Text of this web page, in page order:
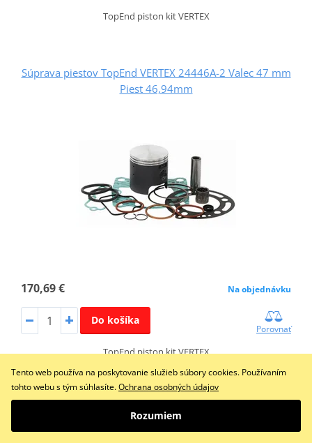
TopEnd piston kit VERTEX
Súprava piestov TopEnd VERTEX 24446A-2 Valec 47 mm
Piest 46,94mm
170,69 € Na objednávku
Do košíka
Porovnať
TopEnd piston kit VERTEX
Súprava piestov TopEnd VERTEX 24446B-1 Valec 47 mm
Tento web používa na poskytovanie služieb súbory cookies. Používaním
tohto webu s tým súhlasíte.Ochrana osobných údajov
Rozumiem